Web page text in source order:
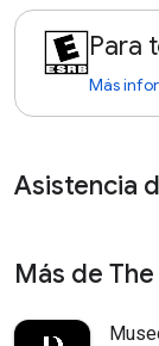
Para
Más
Asistencia
Más de